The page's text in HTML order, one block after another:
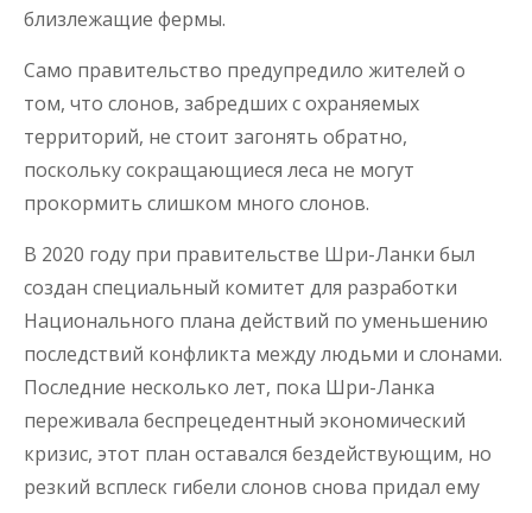
близлежащие фермы.
Само правительство предупредило жителей о
том, что слонов, забредших с охраняемых
территорий, не стоит загонять обратно,
поскольку сокращающиеся леса не могут
прокормить слишком много слонов.
В 2020 году при правительстве Шри-Ланки был
создан специальный комитет для разработки
Национального плана действий по уменьшению
последствий конфликта между людьми и слонами.
Последние несколько лет, пока Шри-Ланка
переживала беспрецедентный экономический
кризис, этот план оставался бездействующим, но
резкий всплеск гибели слонов снова придал ему